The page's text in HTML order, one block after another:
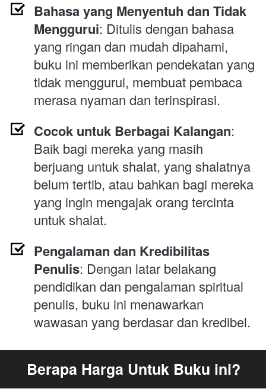
Bahasa yang Menyentuh dan Tidak
Menggurui: Ditulis dengan bahasa
yang ringan dan mudah dipahami,
buku ini memberikan pendekatan yang
tidak menggurui, membuat pembaca
merasa nyaman dan terinspirasi.
Cocok untuk Berbagai Kalangan:
Baik bagi mereka yang masih
berjuang untuk shalat, yang shalatnya
belum tertib, atau bahkan bagi mereka
yang ingin mengajak orang tercinta
untuk shalat.
Pengalaman dan Kredibilitas
Penulis: Dengan latar belakang
pendidikan dan pengalaman spiritual
penulis, buku ini menawarkan
wawasan yang berdasar dan kredibel.
Berapa Harga Untuk Buku ini?